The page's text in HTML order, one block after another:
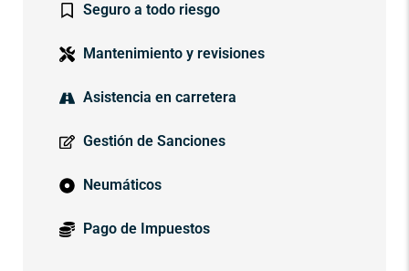
Seguro a todo riesgo
Mantenimiento y revisiones
Asistencia en carretera
Gestión de Sanciones
Neumáticos
Pago de Impuestos